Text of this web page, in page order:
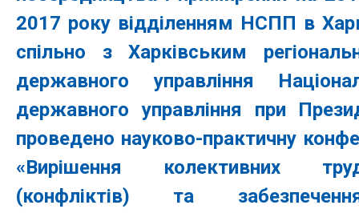
2017 року відділенням НСПП в
спільно з Харківським
державного управління
державного управління при
проведено науково-практичну
«Вирішення колективних
(конфліктів) та